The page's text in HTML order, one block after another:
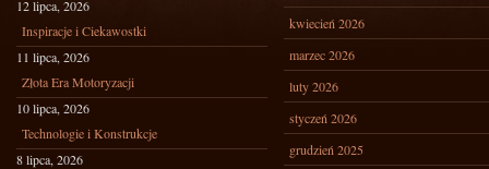
12 lipca, 2026
Inspiracje i Ciekawostki
11 lipca, 2026
Złota Era Motoryzacji
10 lipca, 2026
Technologie i Konstrukcje
8 lipca, 2026
kwiecień 2026
marzec 2026
luty 2026
styczeń 2026
grudzień 2025